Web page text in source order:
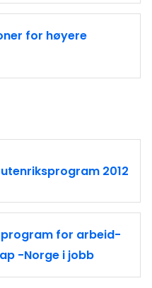
for høyere
2012
program for arbeid-
-Norge i jobb